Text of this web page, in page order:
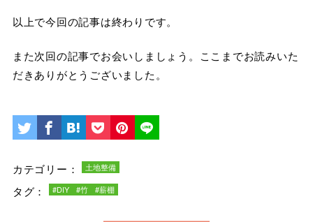
以上で今回の記事は終わりです。
また次回の記事でお会いしましょう。ここまでお読みいた
だきありがとうございました。
カテゴリー： 土地整備
タグ： #DIY #竹 #薪棚